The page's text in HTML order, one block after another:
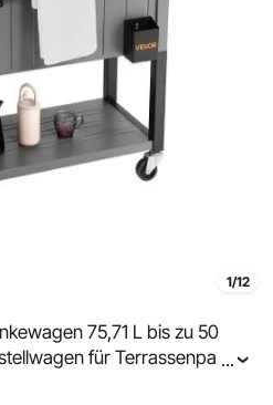
1/12
75,71 L bis zu 50
für Terrassenpartys
& Seitenregalen &
...